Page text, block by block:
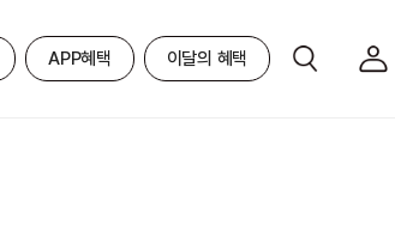
APP혜택 이달의 혜택